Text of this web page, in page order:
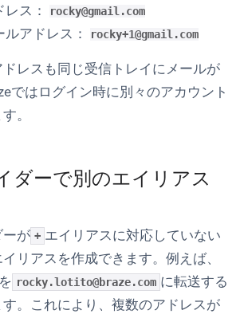
ス：
rocky@gmail.com
アドレス： rocky+1@gmail.com
レスも同じ受信トレイにメールが
ではログイン時に別々のアカウント
。
ダーで別のエイリアス
ーが + エイリアスに対応していない
リアスを作成できます。例えば、
を rocky.lotito@braze.com に転送する
。これにより、複数のアドレスが